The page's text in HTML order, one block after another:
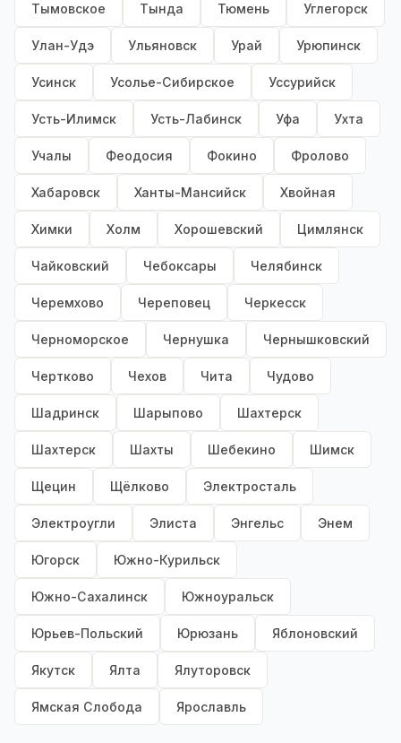
Тымовское Тында Тюмень Углегорск
Улан-Удэ Ульяновск Урай Урюпинск
Усинск Усолье-Сибирское Уссурийск
Усть-Илимск Усть-Лабинск Уфа Ухта
Учалы Феодосия Фокино Фролово
Хабаровск Ханты-Мансийск Хвойная
Химки Холм Хорошевский Цимлянск
Чайковский Чебоксары Челябинск
Черемхово Череповец Черкесск
Черноморское Чернушка Чернышковский
Чертково Чехов Чита Чудово
Шадринск Шарыпово Шахтерск
Шахтерск Шахты Шебекино Шимск
Щецин Щёлково Электросталь
Электроугли Элиста Энгельс Энем
Югорск Южно-Курильск
Южно-Сахалинск Южноуральск
Юрьев-Польский Юрюзань Яблоновский
Якутск Ялта Ялуторовск
Ямская Слобода Ярославль